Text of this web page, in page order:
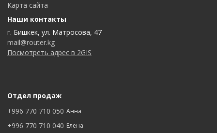
Карта сайта
Наши контакты
г. Бишкек, ул. Матросова, 47
mail@router.kg
Посмотреть адрес в 2GIS
Отдел продаж
+996 770 710 050 Анна
+996 770 710 040 Елена